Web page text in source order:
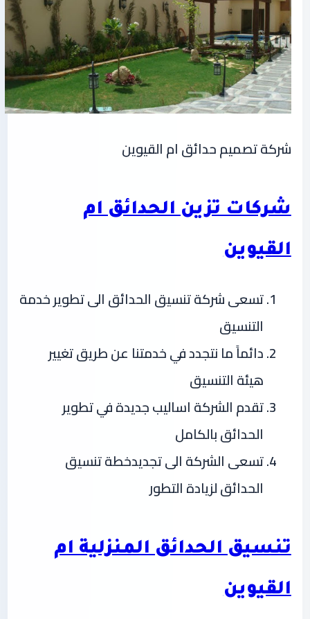
شركة تصميم حدائق ام القيوين
شركات تزين الحدائق ام
القيوين
تسعى شركة تنسيق الحدائق الى تطوير خدمة
التنسيق
دائماً ما نتجدد في خدمتنا عن طريق تغيير
هيئة التنسيق
تقدم الشركة اساليب جديدة في تطوير
الحدائق بالكامل
تسعى الشركة الى تجديدخطة تنسيق
الحدائق لزيادة التطور
تنسيق الحدائق المنزلية ام
القيوين